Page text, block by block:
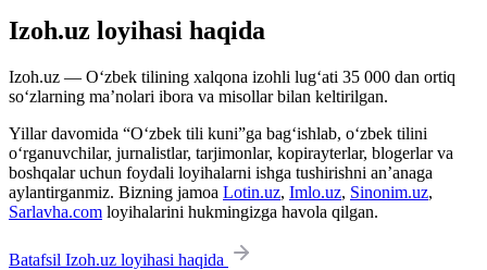
Izoh.uz loyihasi haqida
Izoh.uz — O‘zbek tilining xalqona izohli lug‘ati 35 000 dan ortiq
so‘zlarning ma’nolari ibora va misollar bilan keltirilgan.
Yillar davomida “O‘zbek tili kuni”ga bag‘ishlab, o‘zbek tilini
o‘rganuvchilar, jurnalistlar, tarjimonlar, kopirayterlar, blogerlar va
boshqalar uchun foydali loyihalarni ishga tushirishni an’anaga
aylantirganmiz. Bizning jamoa Lotin.uz, Imlo.uz, Sinonim.uz,
Sarlavha.com loyihalarini hukmingizga havola qilgan.
Batafsil Izoh.uz loyihasi haqida